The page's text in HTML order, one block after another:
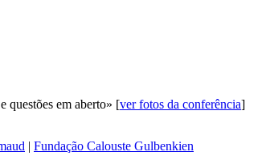
questões em aberto» [ver fotos da conferência]
| Fundação Calouste Gulbenkien